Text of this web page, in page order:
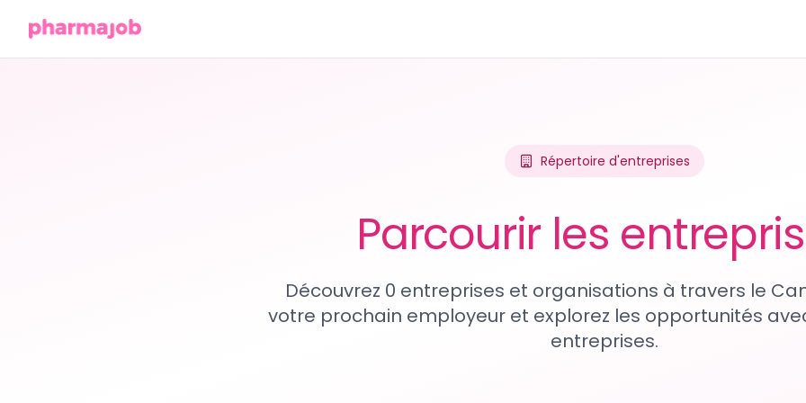
Répertoire d'entreprises
Parcourir les
Découvrez 0 entreprises et organisations à travers le
votre prochain employeur et explorez les opportunités
entreprises.